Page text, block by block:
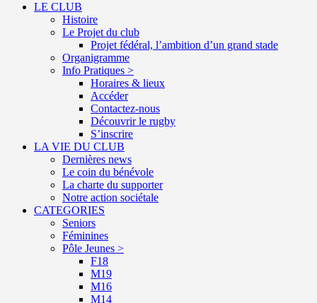
LE CLUB
Histoire
Le Projet du club
Projet fédéral, l’ambition d’un grand stade
Organigramme
Info Pratiques >
Horaires & lieux
Accéder
Contactez-nous
Découvrir le rugby
S’inscrire
LA VIE DU CLUB
Dernières news
Le coin du bénévole
La charte du supporter
Notre action sociétale
CATEGORIES
Seniors
Féminines
Pôle Jeunes >
F18
M19
M16
M14